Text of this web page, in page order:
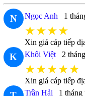
N Ngọc Anh 1
★★★★
Xin giá cáp tiếp
K Khôi Việt 2
★★★★★
Xin giá cáp tiếp
Trần Hải 1 tháng